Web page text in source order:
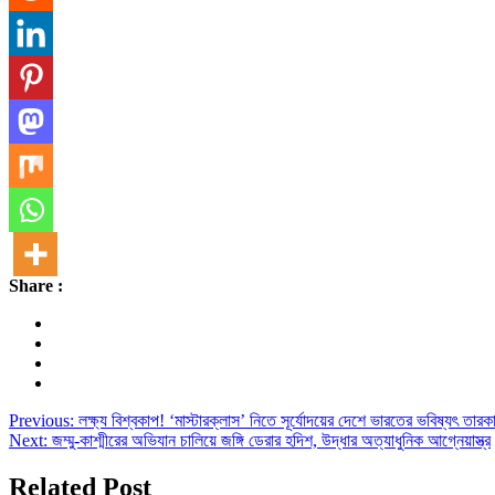
Share :
Post
navigation
Previous: লক্ষ্য বিশ্বকাপ! ‘মাস্টারক্লাস’ নিতে সূর্যোদয়ের দেশে ভারতের ভবিষ্যৎ
Next: জম্মু-কাশ্মীরের অভিযান চালিয়ে জঙ্গি ডেরার হদিশ, উদ্ধার অত্যাধুনিক আগ্নেয়াস্ত্র
Related Post